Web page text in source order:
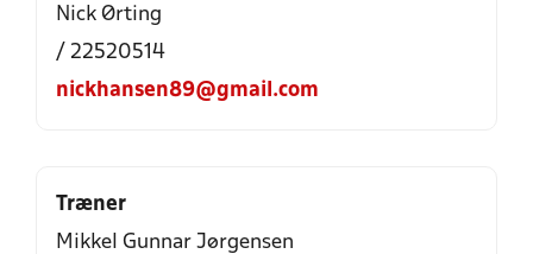
Nick Ørting
/ 22520514
nickhansen89@gmail.com
Træner
Mikkel Gunnar Jørgensen